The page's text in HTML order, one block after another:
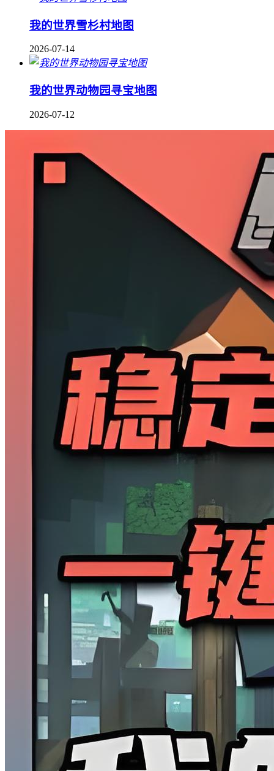
我的世界雪杉村地图
2026-07-14
我的世界动物园寻宝地图
2026-07-12